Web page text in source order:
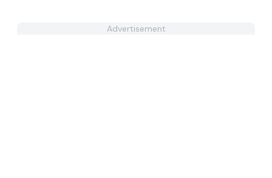
Advertisement